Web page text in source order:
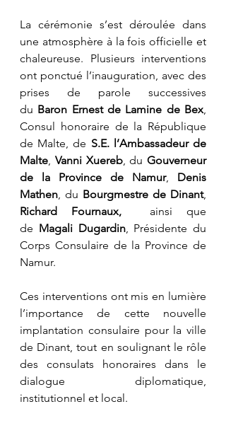
La cérémonie s’est déroulée dans
une atmosphère à la fois officielle et
chaleureuse. Plusieurs interventions
ont ponctué l’inauguration, avec des
prises de parole successives
du Baron Ernest de Lamine de Bex,
Consul honoraire de la République
de Malte, de S.E. l’Ambassadeur de
Malte, Vanni Xuereb, du Gouverneur
de la Province de Namur, Denis
Mathen, du Bourgmestre de Dinant
Richard Fournaux,
  ainsi que
de Magali Dugardin, Présidente du
Corps Consulaire de la Province de
Namur.
Ces interventions ont mis en lumière
l’importance de cette nouvelle
implantation consulaire pour la ville
de Dinant, tout en soulignant le rôle
des consulats honoraires dans le
dialogue diplomatique,
institutionnel et local.